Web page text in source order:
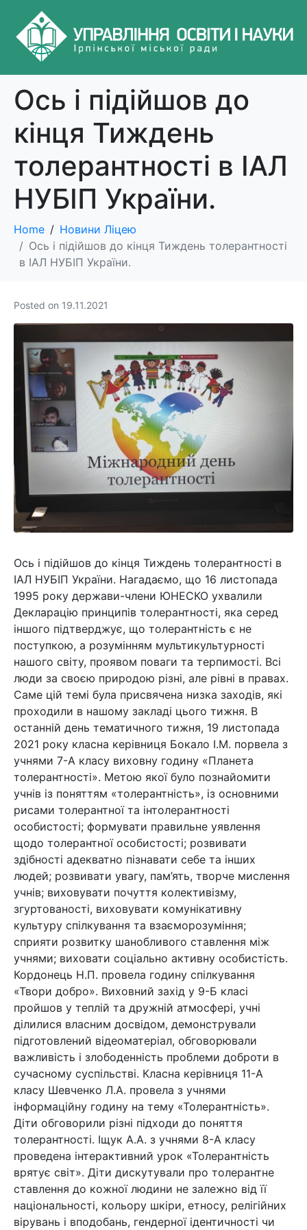
Ось і підійшов до
кінця Тиждень
толерантності в ІАЛ
НУБІП України.
Home
Новини Ліцею
Ось і підійшов до кінця Тиждень толерантності
в ІАЛ НУБІП України.
Posted on 19.11.2021
Ось і підійшов до кінця Тиждень толерантності в
ІАЛ НУБІП України. Нагадаємо, що 16 листопада
1995 року держави-члени ЮНЕСКО ухвалили
Декларацію принципів толерантності, яка серед
іншого підтверджує, що толерантність є не
поступкою, а розумінням мультикультурності
нашого світу, проявом поваги та терпимості. Всі
люди за своєю природою різні, але рівні в правах.
Саме цій темі була присвячена низка заходів, які
проходили в нашому закладі цього тижня. В
останній день тематичного тижня, 19 листопада
2021 року класна керівниця Бокало І.М. порвела з
учнями 7-А класу виховну годину «Планета
толерантності». Метою якої було познайомити
учнів із поняттям «толерантність», із основними
рисами толерантної та інтолерантності
особистості; формувати правильне уявлення
щодо толерантної особистості; розвивати
здібності адекватно пізнавати себе та інших
людей; розвивати увагу, пам’ять, творче мислення
учнів; виховувати почуття колективізму,
згуртованості, виховувати комунікативну
культуру спілкування та взаєморозуміння;
сприяти розвитку шанобливого ставлення між
учнями; виховати соціально активну особистість.
Кордонець Н.П. провела годину спілкування
«Твори добро». Виховний захід у 9-Б класі
пройшов у теплій та дружній атмосфері, учні
ділилися власним досвідом, демонстрували
підготовлений відеоматеріал, обговорювали
важливість і злободенність проблеми доброти в
сучасному суспільстві. Класна керівниця 11-А
класу Шевченко Л.А. провела з учнями
інформаційну годину на тему «Толерантність».
Діти обговорили різні підходи до поняття
толерантності. Іщук А.А. з учнями 8-А класу
проведена інтерактивний урок «Толерантність
врятує світ». Діти дискутували про толерантне
ставлення до кожної людини не залежно від її
національності, кольору шкіри, етносу, релігійних
вірувань і вподобань, гендерної ідентичності чи